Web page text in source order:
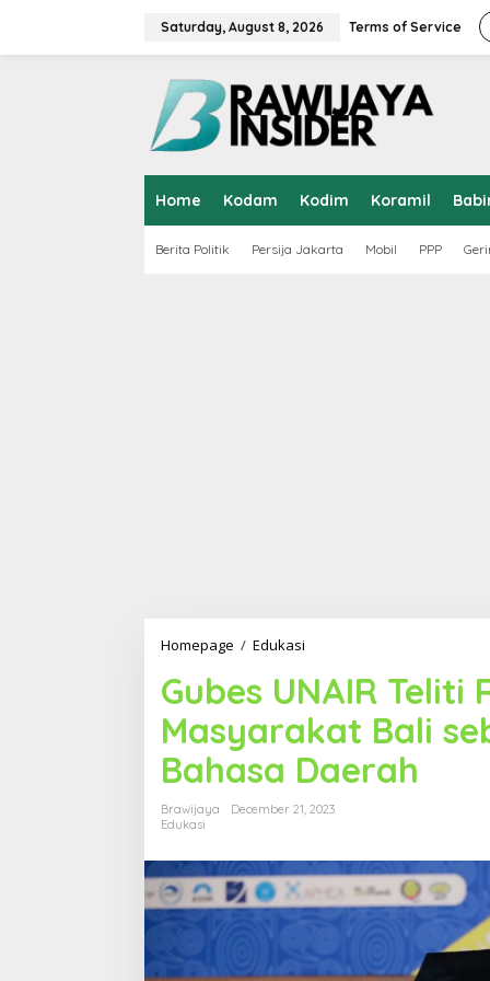
Saturday, August 8, 2026 Terms of Service
Home Kodam Kodim Koramil
Berita Politik Persija Jakarta Mobil PPP
Homepage / Edukasi
b
e
s
U
N
A
e
l
i
t
R
Gubes UNAIR
Masyarakat Bali
Bahasa Daerah
Brawijaya
December 21, 2023
Edukasi